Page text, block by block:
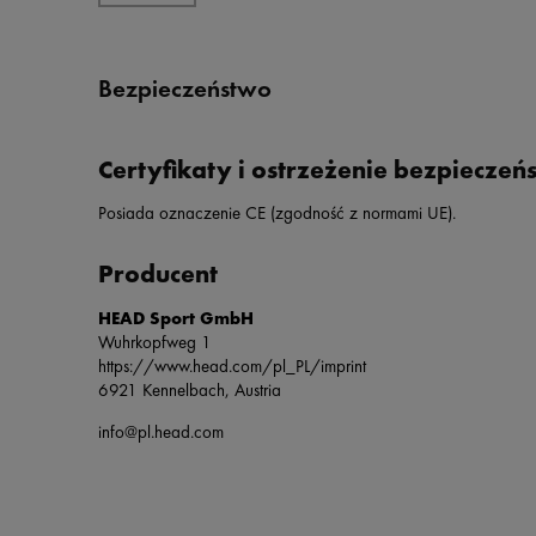
Bezpieczeństwo
Certyfikaty i ostrzeżenie
Posiada oznaczenie CE (zgodność z normami UE).
Producent
HEAD Sport GmbH
Wuhrkopfweg 1
https://www.head.com/pl_PL/imprint
6921 Kennelbach, Austria
info@pl.head.com